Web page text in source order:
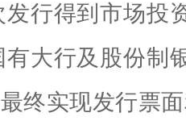
得到市场投资
有大行及股份制
终实现发行票